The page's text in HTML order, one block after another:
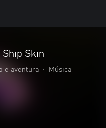
Skin
e aventura • Música